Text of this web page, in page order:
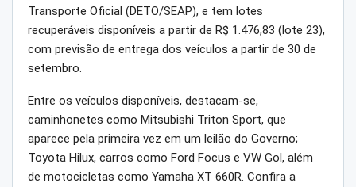
Transporte Oficial (DETO/SEAP), e tem lotes
recuperáveis disponíveis a partir de R$ 1.476,83 (lote 23),
com previsão de entrega dos veículos a partir de 30 de
setembro.
Entre os veículos disponíveis, destacam-se,
caminhonetes como Mitsubishi Triton Sport, que
aparece pela primeira vez em um leilão do Governo;
Toyota Hilux, carros como Ford Focus e VW Gol, além
de motocicletas como Yamaha XT 660R. Confira a